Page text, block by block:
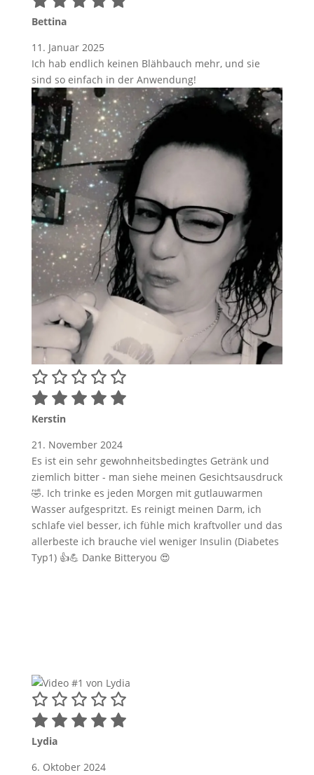
Bettina
11. Januar 2025
Ich hab endlich keinen Blähbauch mehr, und sie
sind so einfach in der Anwendung!
Kerstin
21. November 2024
Es ist ein sehr gewohnheitsbedingtes Getränk und
ziemlich bitter - man siehe meinen Gesichtsausdruck
🤣. Ich trinke es jeden Morgen mit gutlauwarmen
Wasser aufgespritzt. Es reinigt meinen Darm, ich
schlafe viel besser, ich fühle mich kraftvoller und das
allerbeste ich brauche viel weniger Insulin (Diabetes
Typ1) 👍💪 Danke Bitteryou 😍
Lydia
6. Oktober 2024